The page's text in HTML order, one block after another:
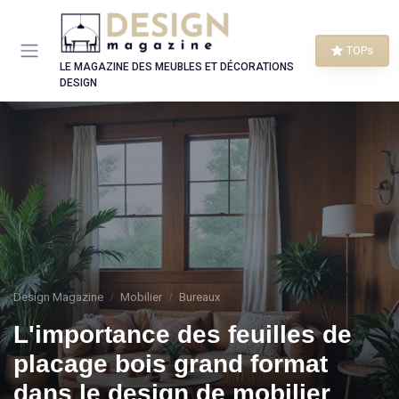
LE MAGAZINE DES MEUBLES ET DÉCORATIONS
DESIGN
TOPs
Design Magazine Mobilier Bureaux
L'importance des feuilles de
placage bois grand format
dans le design de mobilier
Panneau de gestion des cookies